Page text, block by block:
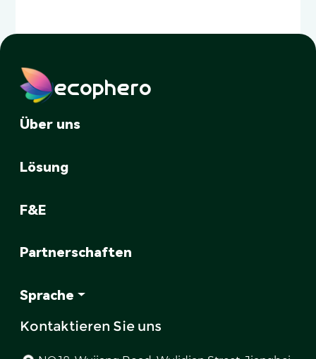
ecophero
Über uns
Lösung
F&E
Partnerschaften
Sprache
Kontaktieren Sie uns